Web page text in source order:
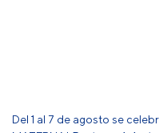
Del 1 al 7 de agosto se